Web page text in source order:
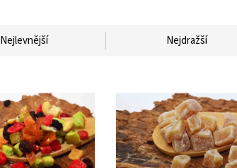
Nejlevnější Nejdražší